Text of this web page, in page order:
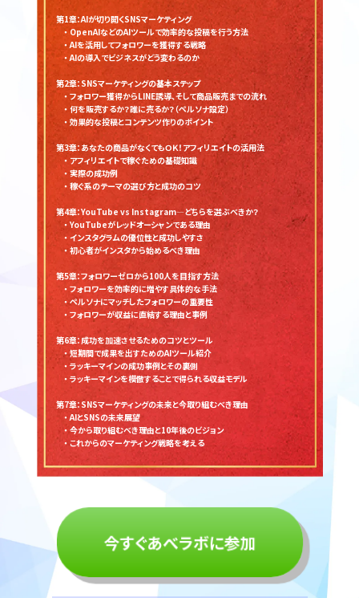
第1章：AIが切り開くSNSマーケティング
・ OpenAIなどのAIツールで効率的な投稿を行う方法
・ AIを活用してフォロワーを獲得する戦略
・ AIの導入でビジネスがどう変わるのか
第2章：SNSマーケティングの基本ステップ
・ フォロワー獲得からLINE誘導、そして商品販売までの流れ
・ 何を販売するか？誰に売るか？（ペルソナ設定）
・ 効果的な投稿とコンテンツ作りのポイント
第3章：あなたの商品がなくてもＯＫ！アフィリエイトの活用法
・ アフィリエイトで稼ぐための基礎知識
・ 実際の成功例
・ 稼ぐ系のテーマの選び方と成功のコツ
第4章：YouTube vs Instagram—どちらを選ぶべきか？
・ YouTubeがレッドオーシャンである理由
・ インスタグラムの優位性と成功しやすさ
・ 初心者がインスタから始めるべき理由
第5章：フォロワーゼロから100人を目指す方法
・ フォロワーを効率的に増やす具体的な手法
・ ペルソナにマッチしたフォロワーの重要性
・ フォロワーが収益に直結する理由と事例
第6章：成功を加速させるためのコツとツール
・ 短期間で成果を出すためのAIツール紹介
・ ラッキーマインの成功事例とその裏側
・ ラッキーマインを模倣することで得られる収益モデル
第7章：SNSマーケティングの未来と今取り組むべき理由
・ AIとSNSの未来展望
・ 今から取り組むべき理由と10年後のビジョン
・ これからのマーケティング戦略を考える
今すぐあべラボに参加